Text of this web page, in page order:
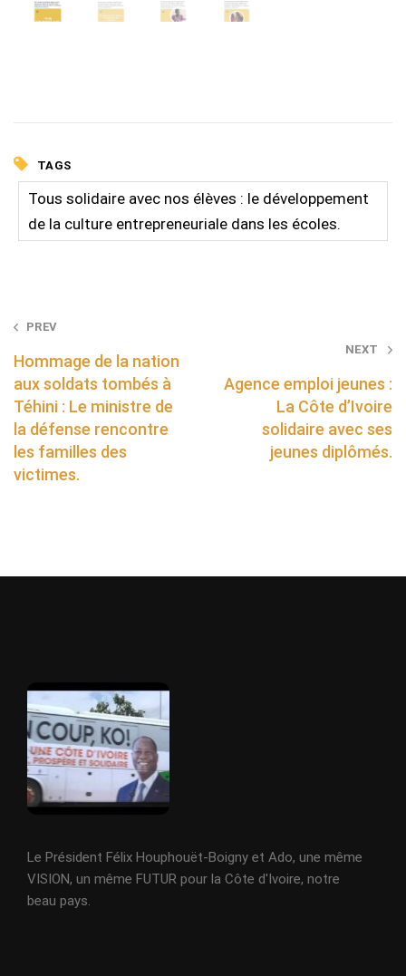
TAGS
Tous solidaire avec nos élèves : le développement
de la culture entrepreneuriale dans les écoles.
Post
navigation
PREV
Hommage de la nation
aux soldats tombés à
Téhini : Le ministre de
la défense rencontre
les familles des
victimes.
NEXT
Agence emploi jeunes :
La Côte d’Ivoire
solidaire avec ses
jeunes diplômés.
Le Président Félix Houphouët-Boigny et Ado, une même
VISION, un même FUTUR pour la Côte d'Ivoire, notre
beau pays.